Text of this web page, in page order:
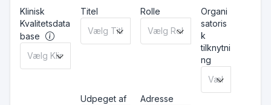
Klinisk
Kvalitetsdata
base
Titel Rolle
Organi
satoris
k
tilknytni
ng
Udpeget af Adresse